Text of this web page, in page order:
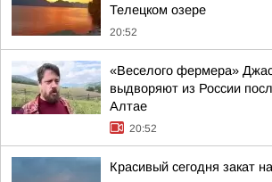
Телецком озере
20:52
«Веселого фермера»
выдворяют из России
Алтае
20:52
Красивый сегодня закат